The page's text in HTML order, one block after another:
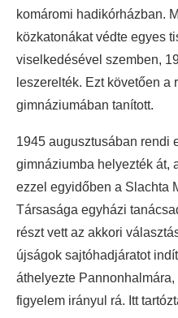
komáromi hadikórházban.
közkatonákat védte egyes
viselkedésével szemben,
leszerelték. Ezt követően a
gimnáziumában tanított.
1945 augusztusában rendi
gimnáziumba helyezték át,
ezzel egyidőben a Slachta
Társasága egyházi
részt vett az akkori
újságok sajtóhadjáratot
áthelyezte
figyelem irányul rá. Itt